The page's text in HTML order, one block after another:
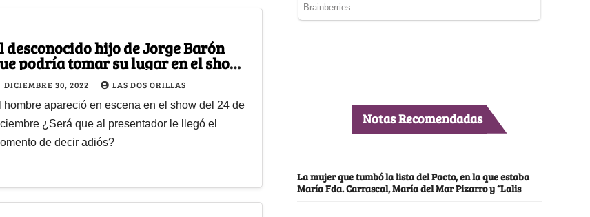
desconocido hijo de Jorge Barón
podría tomar su lugar en el show
las estrellas
DICIEMBRE 30, 2022 LAS DOS ORILLAS
hombre apareció en escena en el show del 24 de
¿Será que al presentador le llegó el
de decir adiós?
Notas Recomendadas
La mujer que tumbó la lista del Pacto, en la que estaba
María Fda. Carrascal, María del Mar Pizarro y “Lalis